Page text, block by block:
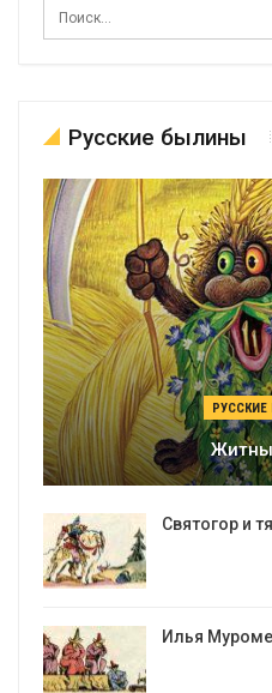
Русские былины
Святогор и
Илья